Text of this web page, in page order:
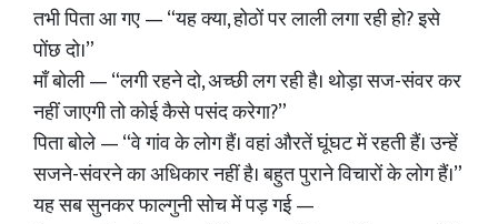
तभी पिता आ गए — “यह क्या, होठों पर लाली लगा रही हो? इसे
पोंछ दो।”
माँ बोली — “लगी रहने दो, अच्छी लग रही है। थोड़ा सज-संवर कर
नहीं जाएगी तो कोई कैसे पसंद करेगा?”
पिता बोले — “वे गांव के लोग हैं। वहां औरतें घूंघट में रहती हैं। उन्हें
सजने-संवरने का अधिकार नहीं है। बहुत पुराने विचारों के लोग हैं।”
यह सब सुनकर फाल्गुनी सोच में पड़ गई —